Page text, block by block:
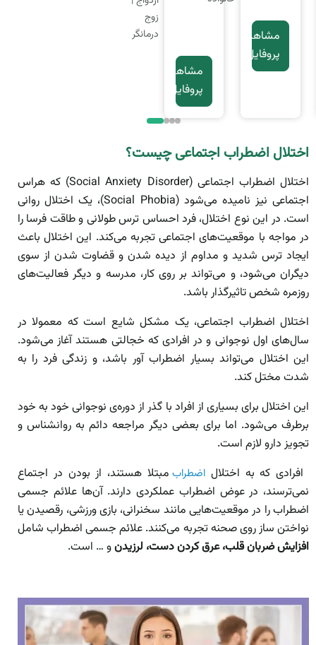
مشاهده
پروفایل
زوج
درمانگر
مشاهده
پروفایل
اختلال اضطراب اجتماعیچیست؟
اختلال اضطراب اجتماعی (Social Anxiety Disorder) که هراس
اجتماعی نیز نامیده می‌شود (Social Phobia)، یک اختلال روانی
است. در این نوع اختلال، فرد احساس ترس طولانی و طاقت فرسا را
در مواجه با موقعیت‌های اجتماعی تجربه می‌کند. این اختلال باعث
ایجاد ترس شدید و مداوم از دیده شدن و قضاوت شدن از سوی
دیگران می‌شود، و می‌تواند بر روی کار، مدرسه و دیگر فعالیت‌های
روزمره شخص تاثیرگذار باشد.
اختلال اضطراب اجتماعی، یک مشکل شایع است که معمولا در
سال‌های اول نوجوانی و در افرادی که خجالتی هستند آغاز می‌شود.
این اختلال می‌تواند بسیار اضطراب آور باشد، و زندگی فرد را به
شدت مختل کند.
این اختلال برای بسیاری از افراد با گذر از دوره‌ی نوجوانی خود به خود
برطرف می‌شود. اما برای بعضی دیگر مراجعه دائم به روانشناس و
تجویز دارو لازم است.
افرادی که به اختلال اضطراب مبتلا هستند، از بودن در اجتماع
نمی‌ترسند، در عوض اضطراب عملکردی دارند. آن‌ها علائم جسمی
اضطراب را در موقعیت‌هایی مانند سخنرانی، بازی ورزشی، رقصیدن یا
نواختن ساز روی صحنه تجربه می‌کنند. علائم جسمی اضطراب شامل
افزایش ضربان قلب، عرق کردن دست، لرزیدنو … است.